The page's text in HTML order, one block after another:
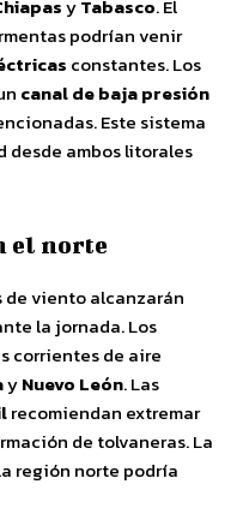
yTabasco. El
podrían venir
constantes. Los
canal de baja presión
Este sistema
desde ambos litorales
el norte
de viento alcanzarán
la jornada. Los
corrientes de aire
yNuevo León. Las
recomiendan extremar
de tolvaneras. La
región norte podría